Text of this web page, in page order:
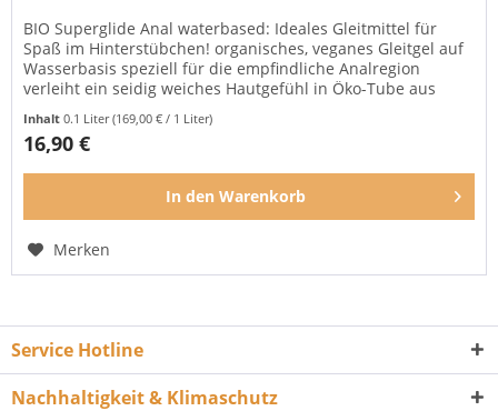
BIO Superglide Anal waterbased: Ideales Gleitmittel für
Spaß im Hinterstübchen! organisches, veganes Gleitgel auf
Wasserbasis speziell für die empfindliche Analregion
verleiht ein seidig weiches Hautgefühl in Öko-Tube aus
Inhalt0.1 Liter(169,00 € / 1 Liter)
16,90 €
In den Warenkorb
Merken
Service Hotline
Nachhaltigkeit & Klimaschutz